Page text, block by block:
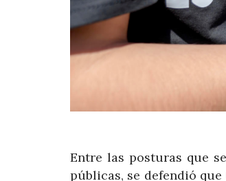
Entre las posturas que
públicas, se defendió